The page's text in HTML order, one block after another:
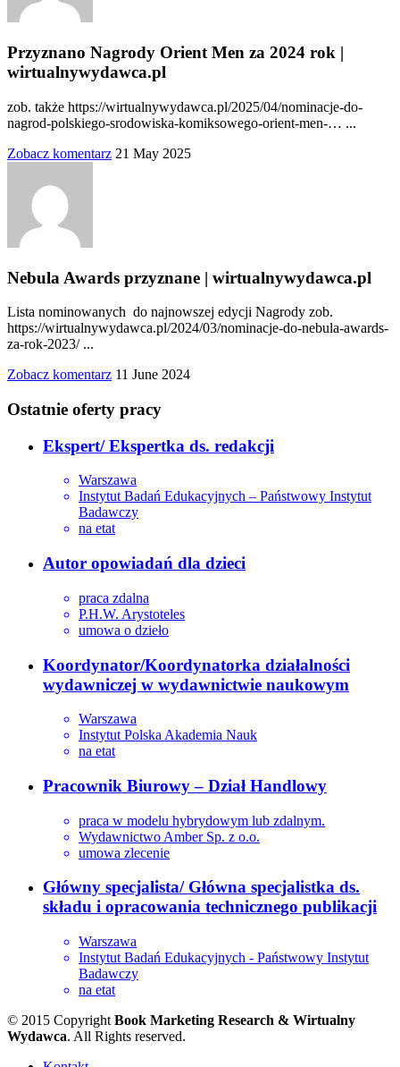
Przyznano Nagrody Orient Men za 2024 rok |
wirtualnywydawca.pl
zob. także https://wirtualnywydawca.pl/2025/04/nominacje-do-
nagrod-polskiego-srodowiska-komiksowego-orient-men-… ...
Zobacz komentarz 21 May 2025
Nebula Awards przyznane | wirtualnywydawca.pl
Lista nominowanych do najnowszej edycji Nagrody zob.
https://wirtualnywydawca.pl/2024/03/nominacje-do-nebula-awards-
za-rok-2023/ ...
Zobacz komentarz 11 June 2024
Ostatnie oferty pracy
Ekspert/ Ekspertka ds. redakcji
Warszawa
Instytut Badań Edukacyjnych – Państwowy Instytut
Badawczy
na etat
Autor opowiadań dla dzieci
praca zdalna
P.H.W. Arystoteles
umowa o dzieło
Koordynator/Koordynatorka działalności
wydawniczej w wydawnictwie naukowym
Warszawa
Instytut Polska Akademia Nauk
na etat
Pracownik Biurowy – Dział Handlowy
praca w modelu hybrydowym lub zdalnym.
Wydawnictwo Amber Sp. z o.o.
umowa zlecenie
Główny specjalista/ Główna specjalistka ds.
składu i opracowania technicznego publikacji
Warszawa
Instytut Badań Edukacyjnych - Państwowy Instytut
Badawczy
na etat
© 2015 Copyright Book Marketing Research & Wirtualny
Wydawca. All Rights reserved.